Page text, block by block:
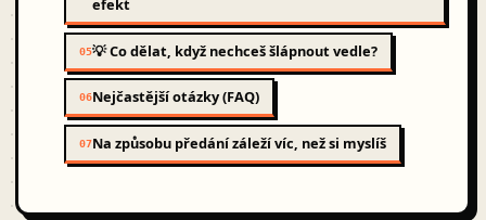
efekt
05💡 Co dělat, když nechceš šlápnout vedle?
06Nejčastější otázky (FAQ)
07Na způsobu předání záleží víc, než si myslíš